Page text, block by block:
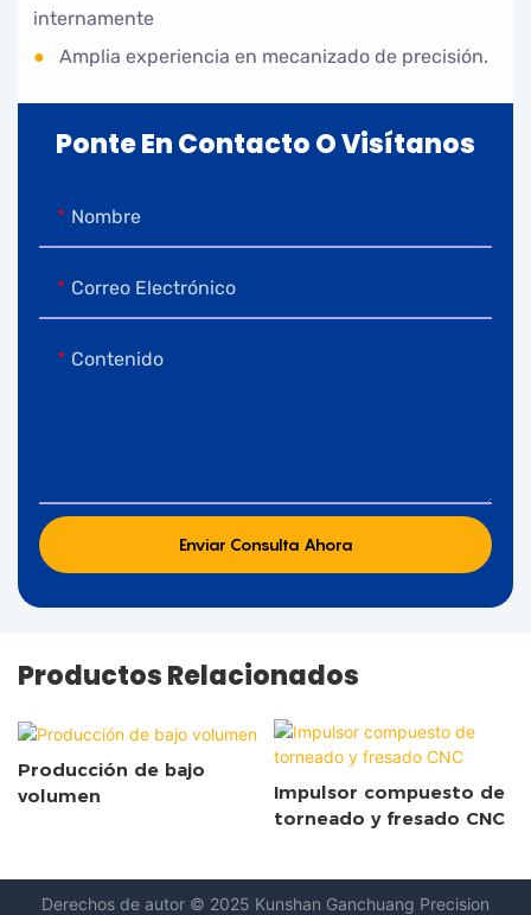
internamente
●
Amplia experiencia en mecanizado de precisión.
Ponte En Contacto O Visítanos
Nombre
Correo Electrónico
Contenido
Enviar Consulta Ahora
Productos Relacionados
Producción de bajo
volumen
Impulsor compuesto de
torneado y fresado CNC
Derechos de autor © 2025 Kunshan Ganchuang Precision